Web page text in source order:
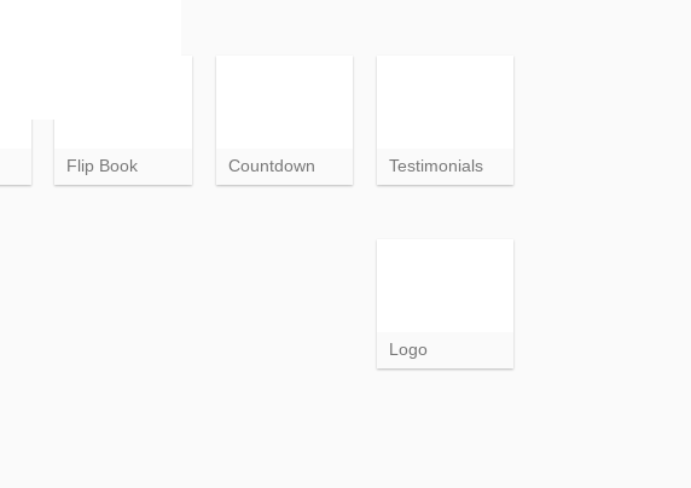
Testimonials
Countdown
Flip Book
Logo